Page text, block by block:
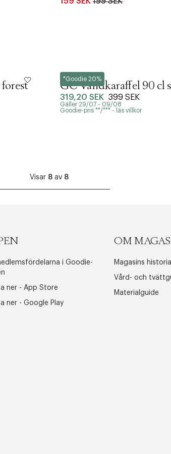
*Goodie 20%
Rosendahl
GC Vandkaraffel 90 cl
319,20 SEK 399 SEK
Gäller 29/07 - 09/08
Goodie-pris **/*** - läs villkor
Visar 8av 8
i Goodie-
ner - App Store
ner - Google Play
OM
Magasins historia
Vård- och
Materialguide
INTE